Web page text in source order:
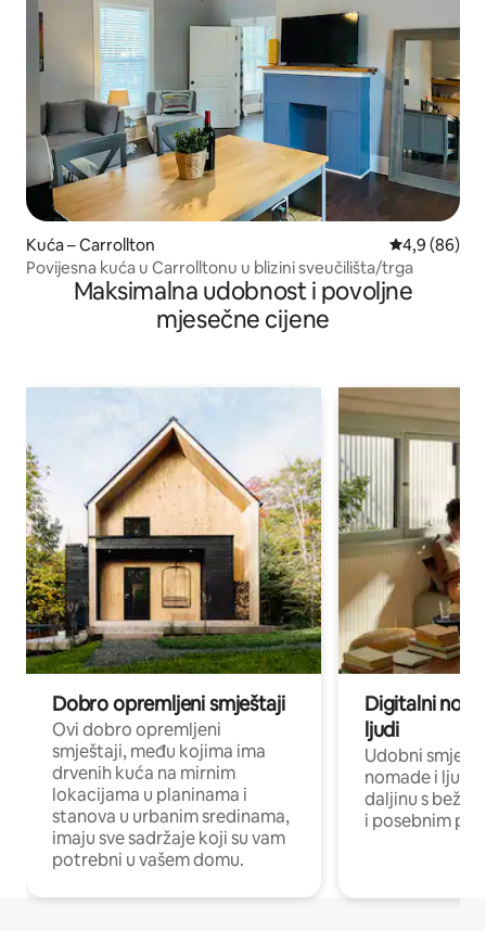
Kuća – Carrollton Prosječna
4,9 (86)
Povijesna kuća u Carrolltonu u blizini sveučilišta/trga
Maksimalna udobnost i povoljne
mjesečne cijene
Dobro opremljeni smještaji
Ovi dobro opremljeni
smještaji, među kojima ima
drvenih kuća na mirnim
lokacijama u planinama i
stanova u urbanim sredinama,
imaju sve sadržaje koji su vam
potrebni u vašem domu.
Digitalni
ljudi
Udobni
nomade i ljude
daljinu s
i posebnim